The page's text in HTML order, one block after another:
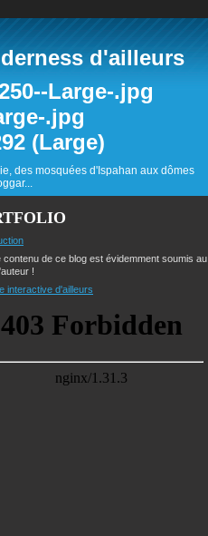
d'ailleurs
des mosquées d'Ispahan aux dômes
contenu de ce blog est évidemment soumis au
!
interactive d'ailleurs